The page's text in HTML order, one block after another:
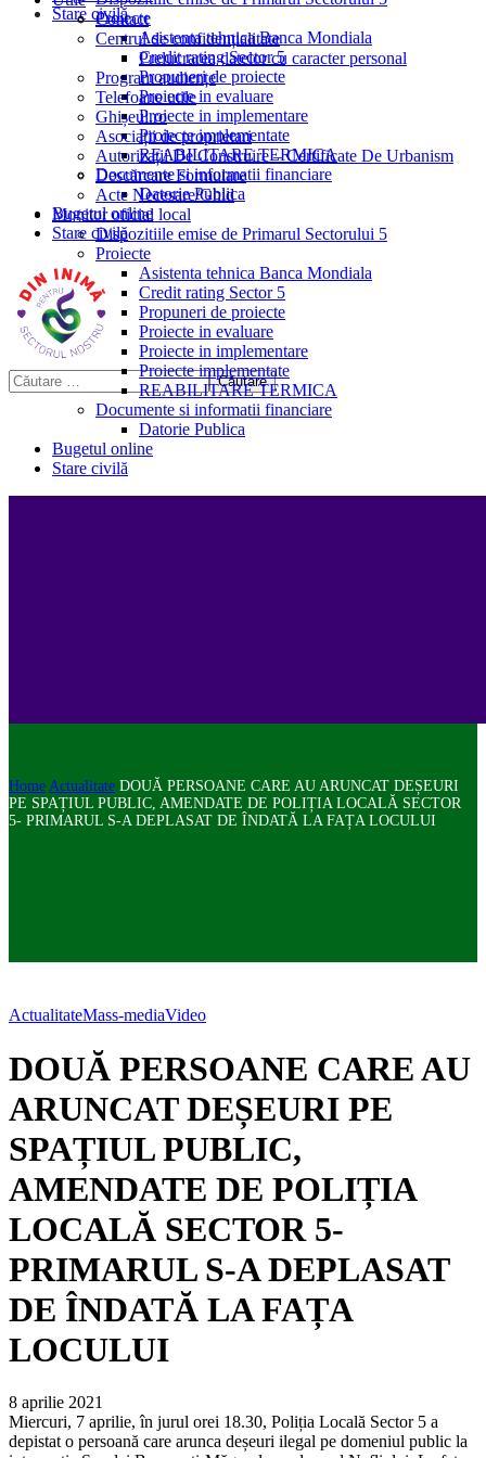
Stare civilă
Proiecte
Asistenta tehnica Banca Mondiala
Credit rating Sector 5
Propuneri de proiecte
Proiecte in evaluare
Proiecte in implementare
Proiecte implementate
REABILITARE TERMICA
Documente si informatii financiare
Datorie Publica
Bugetul online
Stare civilă
Contact
Centrul de confidențialitate
Prelucrarea datelor cu caracter personal
Program audiențe
Telefoane utile
Ghișeul.ro
Asociații de proprietari
Autorizații De Construire – Certificate De Urbanism
Descărcare Formulare
Acte Necesare/Ghid
Monitor oficial local
Dispozitiile emise de Primarul Sectorului 5
Proiecte
Asistenta tehnica Banca Mondiala
Credit rating Sector 5
Propuneri de proiecte
Proiecte in evaluare
Proiecte in implementare
Proiecte implementate
REABILITARE TERMICA
Documente si informatii financiare
Datorie Publica
Bugetul online
Stare civilă
Home Actualitate DOUĂ PERSOANE CARE AU ARUNCAT DEȘEURI
PE SPAȚIUL PUBLIC, AMENDATE DE POLIȚIA LOCALĂ SECTOR
5- PRIMARUL S-A DEPLASAT DE ÎNDATĂ LA FAȚA LOCULUI
ActualitateMass-mediaVideo
DOUĂ PERSOANE CARE AU
ARUNCAT DEȘEURI PE
SPAȚIUL PUBLIC,
AMENDATE DE POLIȚIA
LOCALĂ SECTOR 5-
PRIMARUL S-A DEPLASAT
DE ÎNDATĂ LA FAȚA
LOCULUI
8 aprilie 2021
Miercuri, 7 aprilie, în jurul orei 18.30, Poliția Locală Sector 5 a
depistat o persoană care arunca deșeuri ilegal pe domeniul public la